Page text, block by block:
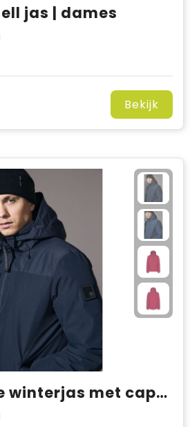
jas | dames
Bekijk
Gewatteerde winterjas met capuchon